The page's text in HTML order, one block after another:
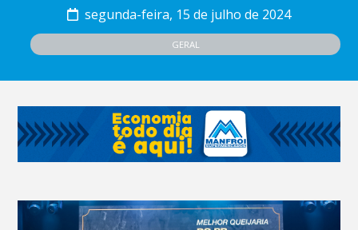
segunda-feira, 15 de julho de 2024
GERAL